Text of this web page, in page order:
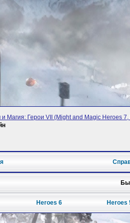
и Магия: Герои VII (Might and Magic Heroes 7,
Heroes 6 Heroes